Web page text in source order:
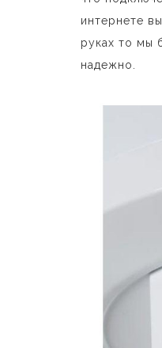
интернете
руках то мы
надежно.